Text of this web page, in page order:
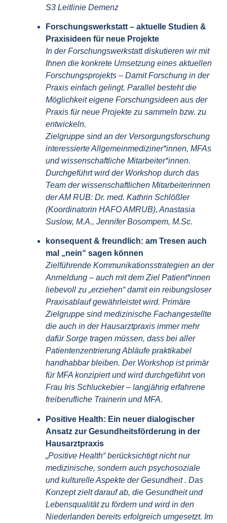
S3 Leitlinie Demenz
Forschungswerkstatt – aktuelle Studien &
Praxisideen für neue Projekte
In der Forschungswerkstatt diskutieren wir mit
Ihnen die konkrete Umsetzung eines aktuellen
Forschungsprojekts – Damit Forschung in der
Praxis einfach gelingt. Parallel besteht die
Möglichkeit eigene Forschungsideen aus der
Praxis für neue Projekte zu sammeln bzw. zu
entwickeln.
Zielgruppe sind an der Versorgungsforschung
interessierte Allgemeinmediziner*innen, MFAs
und wissenschaftliche Mitarbeiter*innen.
Durchgeführt wird der Workshop durch das
Team der wissenschaftlichen Mitarbeiterinnen
der AM RUB: Dr. med. Kathrin Schlößler
(Koordinatorin HAFO AMRUB), Anastasia
Suslow, M.A., Jennifer Bosompem, M.Sc.
konsequent & freundlich: am Tresen auch
mal „nein“ sagen können
Zielführende Kommunikationsstrategien an der
Anmeldung – auch mit dem Ziel Patient*innen
liebevoll zu „erziehen“ damit ein reibungsloser
Praxisablauf gewährleistet wird. Primäre
Zielgruppe sind medizinische Fachangestellte
die auch in der Hausarztpraxis immer mehr
dafür Sorge tragen müssen, dass bei aller
Patientenzentrierung Abläufe praktikabel
handhabbar bleiben. Der Workshop ist primär
für MFA konzipiert und wird durchgeführt von
Frau Iris Schluckebier – langjährig erfahrene
freiberufliche Trainerin und MFA.
Positive Health: Ein neuer dialogischer
Ansatz zur Gesundheitsförderung in der
Hausarztpraxis
„Positive Health“ berücksichtigt nicht nur
medizinische, sondern auch psychosoziale
und kulturelle Aspekte der Gesundheit . Das
Konzept zielt darauf ab, die Gesundheit und
Lebensqualität zu fördern und wird in den
Niederlanden bereits erfolgreich umgesetzt. Im